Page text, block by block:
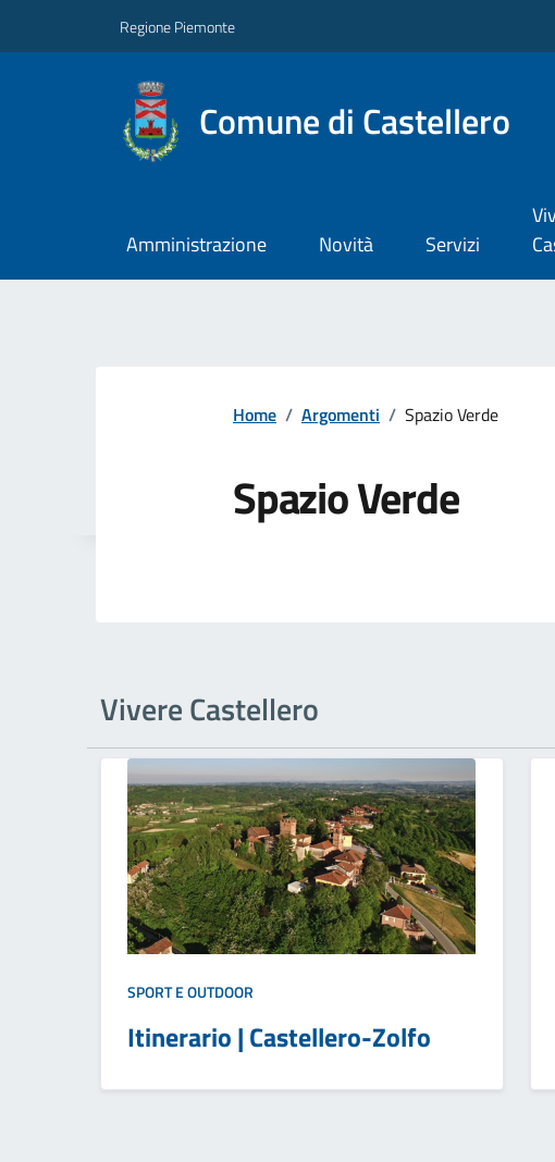
Regione Piemonte
Comune di Castellero
Amministrazione Novità Servizi
Home / Argomenti / Spazio Verde
Spazio Verde
Vivere Castellero
SPORT E OUTDOOR
Itinerario | Castellero-Zolfo